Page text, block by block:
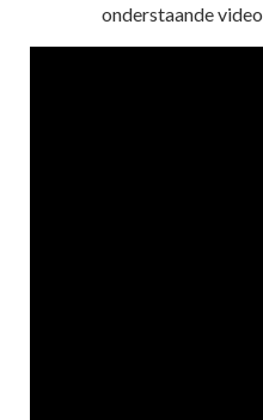
onderstaande video